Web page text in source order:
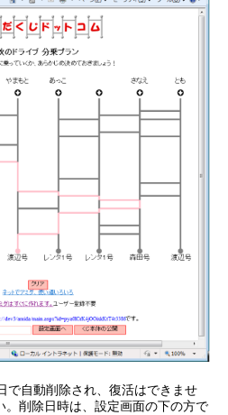
で自動削除され、復活はできませ
。削除日時は、設定画面の下の方で